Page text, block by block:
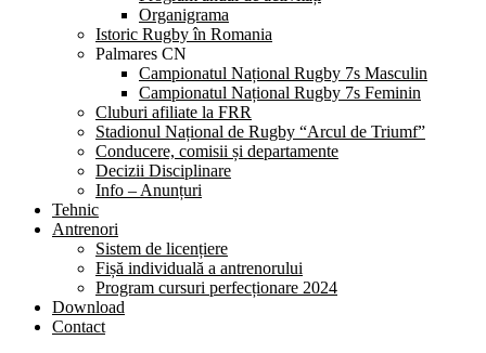
Organigrama
Istoric Rugby în Romania
Palmares CN
Campionatul Național Rugby 7s Masculin
Campionatul Național Rugby 7s Feminin
Cluburi afiliate la FRR
Stadionul Național de Rugby “Arcul de Triumf”
Conducere, comisii și departamente
Decizii Disciplinare
Info – Anunțuri
Tehnic
Antrenori
Sistem de licențiere
Fișă individuală a antrenorului
Program cursuri perfecționare 2024
Download
Contact